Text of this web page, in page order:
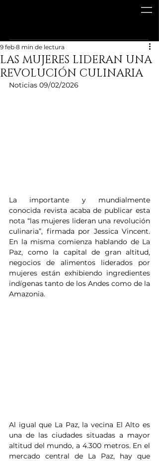
LAS MUJERES LIDERAN UNA
REVOLUCIÓN CULINARIA
9 feb 8 min de lectura
Noticias 09/02/2026
La importante y mundialmente
conocida revista acaba de publicar esta
nota “las mujeres lideran una revolución
culinaria”, firmada por Jessica Vincent.
En la misma comienza hablando de La
Paz, como la capital de gran altitud,
negocios de alimentos liderados por
mujeres están exhibiendo ingredientes
indígenas tanto de los Andes como de la
Amazonia.
Al igual que La Paz, la vecina El Alto es
una de las ciudades situadas a mayor
altitud del mundo, a 4.300 metros. En el
mercado central de La Paz, hay que